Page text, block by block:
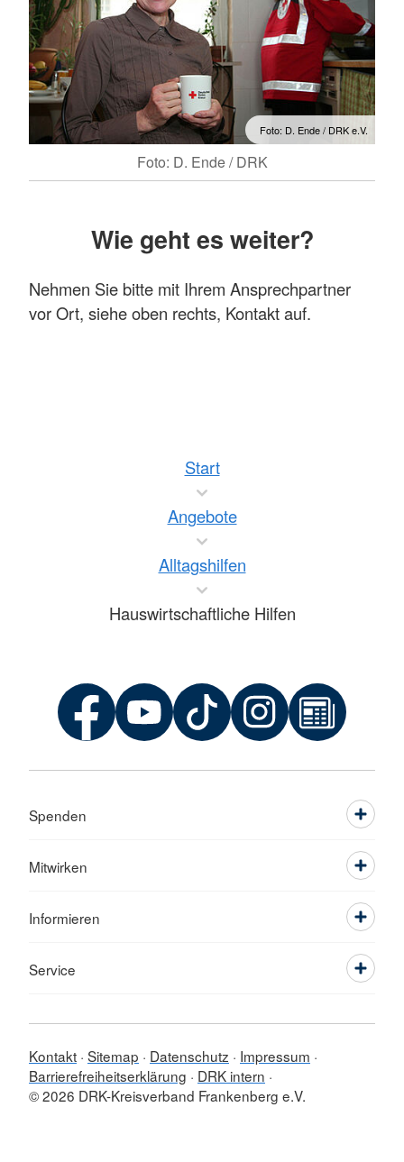
Foto: D. Ende / DRK e.V.
Foto: D. Ende / DRK
Wie geht es weiter?
Nehmen Sie bitte mit Ihrem Ansprechpartner
vor Ort, siehe oben rechts, Kontakt auf.
Start
Angebote
Alltagshilfen
Hauswirtschaftliche Hilfen
Spenden
Mitwirken
Informieren
Service
Kontakt Sitemap Datenschutz
Impressum
Barrierefreiheitserklärung
DRK intern
© 2026 DRK-Kreisverband Frankenberg e.V.